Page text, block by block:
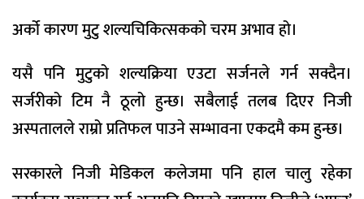
अर्को कारण मुटु शल्यचिकित्सकको चरम अभाव हो।
यसै पनि मुटुको शल्यक्रिया एउटा सर्जनले गर्न सक्दैन।
सर्जरीको टिम नै ठूलो हुन्छ। सबैलाई तलब दिएर निजी
अस्पतालले राम्रो प्रतिफल पाउने सम्भावना एकदमै कम हुन्छ।
सरकारले निजी मेडिकल कलेजमा पनि हाल चालु रहेका